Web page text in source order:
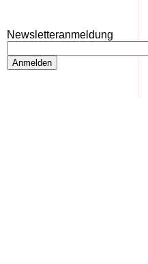
Newsletteranmeldung